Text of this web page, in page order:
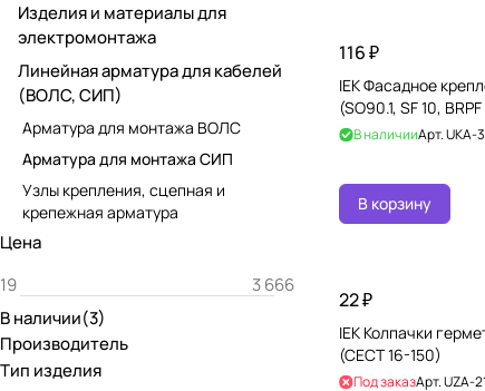
116 ₽
IEK Фасадное
(SO90.1, SF 10,
В наличииАрт.UKA-
В корзину
22 ₽
IEK Колпачки
(CECT 16-150)
Под заказАрт.UZA-
Изделия и материалы для
электромонтажа
Линейная арматура для кабелей
(ВОЛС, СИП)
Арматура для монтажа ВОЛС
Арматура для монтажа СИП
Узлы крепления, сцепная и
крепежная арматура
Цена
В наличии(3)
Производитель
Тип изделия